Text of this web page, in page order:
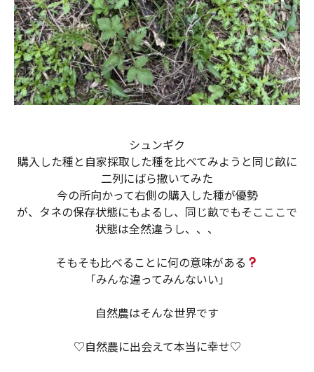
シュンギク
購入した種と自家採取した種を比べてみようと同じ畝に
二列にばら撒いてみた
今の所向かって右側の購入した種が優勢
が、タネの保存状態にもよるし、同じ畝でもそこここで
状態は全然違うし、、、
そもそも比べることに何の意味がある
「みんな違ってみんないい」
自然農はそんな世界です
♡自然農に出会えて本当に幸せ♡